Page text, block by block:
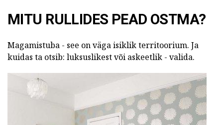
MITU RULLIDES PEAD OSTMA?
Magamistuba - see on väga isiklik territoorium. Ja
kuidas ta otsib: luksuslikest või askeetlik - valida.